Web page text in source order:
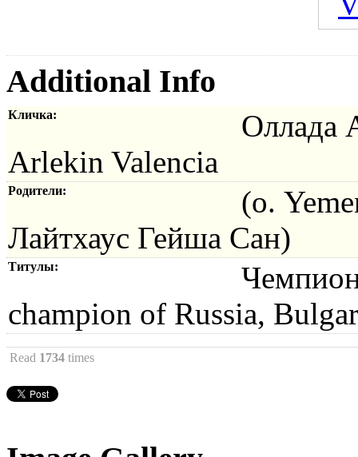
Additional Info
Кличка:
Оллада
Arlekin Valencia
Родители:
(о.
Лайтхаус Гейша Сан)
Титулы:
champion of Russia,
Read 1734 times